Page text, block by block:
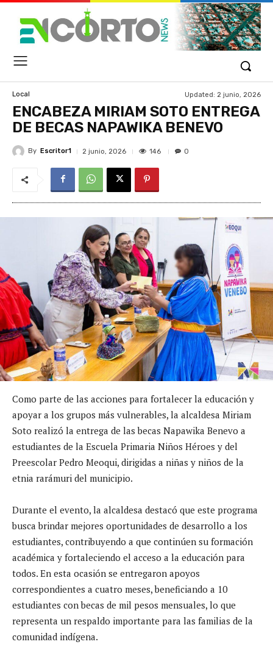
Local Updated: 2 junio, 2026
ENCABEZA MIRIAM SOTO ENTREGA
DE BECAS NAPAWIKA BENEVO
By Escritor1 2 junio, 2026 146 0
Como parte de las acciones para fortalecer la educación y
apoyar a los grupos más vulnerables, la alcaldesa Miriam
Soto realizó la entrega de las becas Napawika Benevo a
estudiantes de la Escuela Primaria Niños Héroes y del
Preescolar Pedro Meoqui, dirigidas a niñas y niños de la
etnia rarámuri del municipio.
Durante el evento, la alcaldesa destacó que este programa
busca brindar mejores oportunidades de desarrollo a los
estudiantes, contribuyendo a que continúen su formación
académica y fortaleciendo el acceso a la educación para
todos. En esta ocasión se entregaron apoyos
correspondientes a cuatro meses, beneficiando a 10
estudiantes con becas de mil pesos mensuales, lo que
representa un respaldo importante para las familias de la
comunidad indígena.